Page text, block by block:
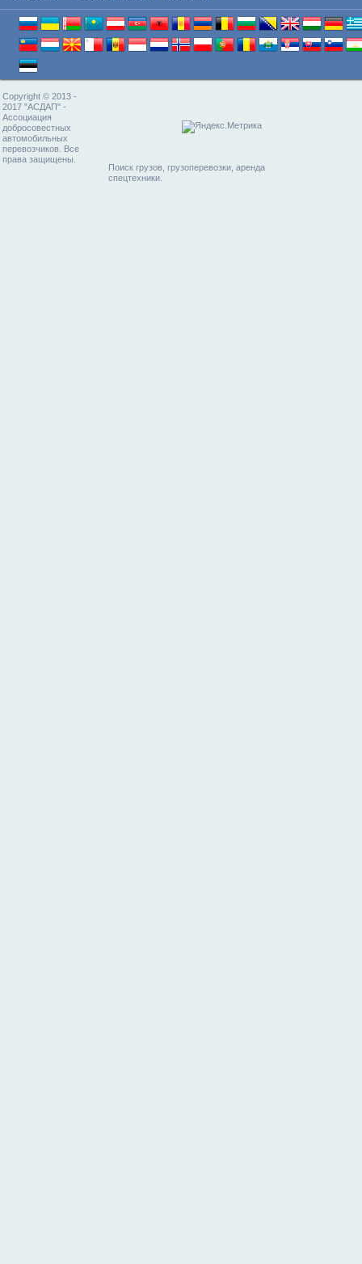
Copyright © 2013 -
2017 "АСДАП" -
Ассоциация
добросовестных
автомобильных
перевозчиков. Все
права защищены.
Поиск грузов, грузоперевозки, аренда
спецтехники.